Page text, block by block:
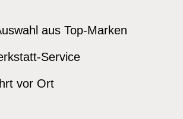
aus Top-Marken
Service
vor Ort